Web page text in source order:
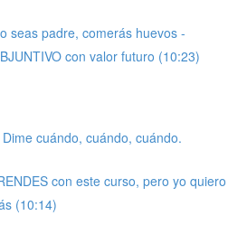
seas padre, comerás huevos -
con valor futuro (10:23)
cuándo, cuándo, cuándo.
con este curso, pero yo quiero
(10:14)